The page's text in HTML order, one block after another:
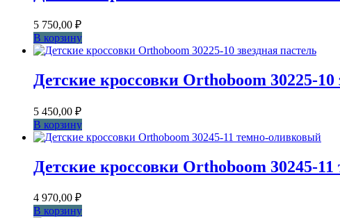
5 750,00 ₽
В корзину
Детские кроссовки Orthoboom 30225-10
5 450,00 ₽
В корзину
Детские кроссовки Orthoboom 30245-
4 970,00 ₽
В корзину